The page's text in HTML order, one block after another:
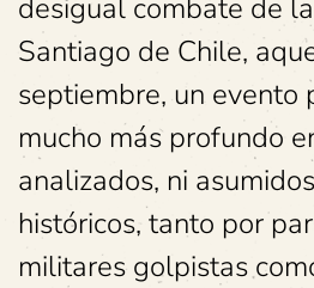
desigual combate de
Santiago de Chile,
septiembre, un evento
mucho más profundo
analizados, ni
históricos, tanto por
militares golpistas